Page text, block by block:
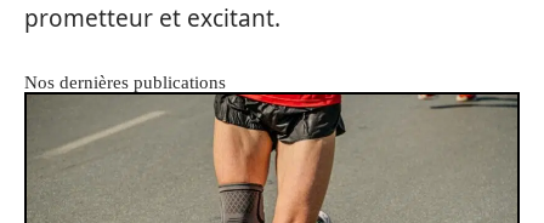
prometteur et excitant.
Nos dernières publications